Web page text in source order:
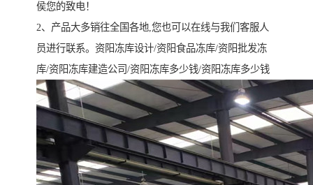
侯您的致电！
2、产品大多销往全国各地,您也可以在线与我们客服人
员进行联系。资阳冻库设计/资阳食品冻库/资阳批发冻
库/资阳冻库建造公司/资阳冻库多少钱/资阳冻库多少钱